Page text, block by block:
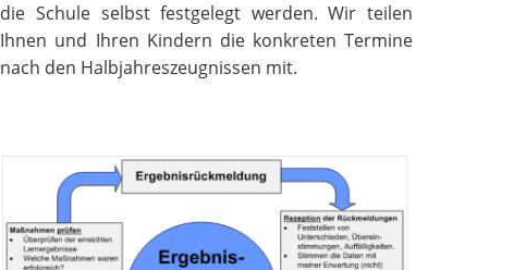
die Schule selbst festgelegt werden. Wir teilen
Ihnen und Ihren Kindern die konkreten Termine
nach den Halbjahreszeugnissen mit.